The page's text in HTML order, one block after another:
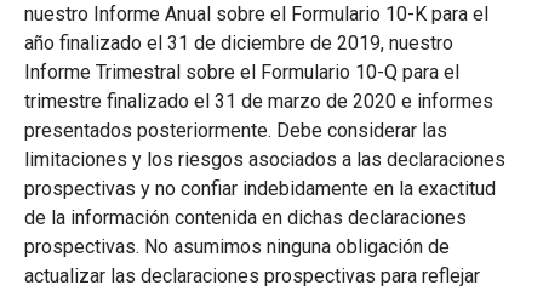
nuestro Informe Anual sobre el Formulario 10-K para el
año finalizado el 31 de diciembre de 2019, nuestro
Informe Trimestral sobre el Formulario 10-Q para el
trimestre finalizado el 31 de marzo de 2020 e informes
presentados posteriormente. Debe considerar las
limitaciones y los riesgos asociados a las declaraciones
prospectivas y no confiar indebidamente en la exactitud
de la información contenida en dichas declaraciones
prospectivas. No asumimos ninguna obligación de
actualizar las declaraciones prospectivas para reflejar